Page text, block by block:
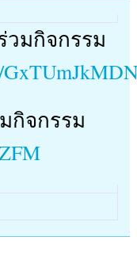
วมกิจกรรม
กิจกรรม